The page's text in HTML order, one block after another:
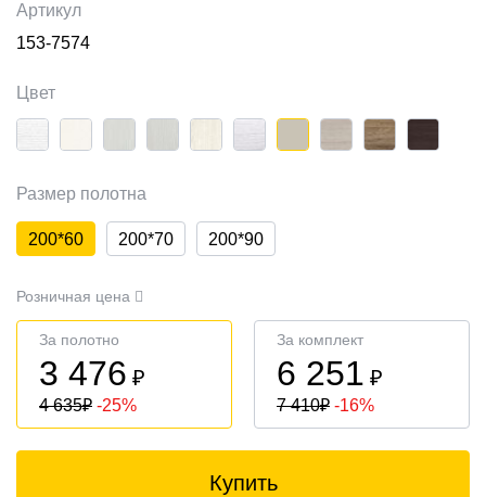
Артикул
153-7574
Цвет
Размер полотна
200*60 200*70 200*90
Розничная цена
За полотно
3 476 ₽
4 635₽ -25%
За комплект
6 251 ₽
7 410₽ -16%
Купить